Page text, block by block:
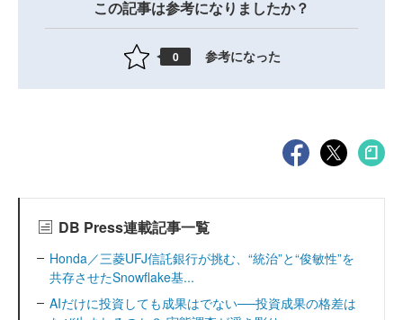
この記事は参考になりましたか？
0 参考になった
DB Press連載記事一覧
Honda／三菱UFJ信託銀行が挑む、“統治”と“俊敏性”を
共存させたSnowflake基...
AIだけに投資しても成果はでない──投資成果の格差は